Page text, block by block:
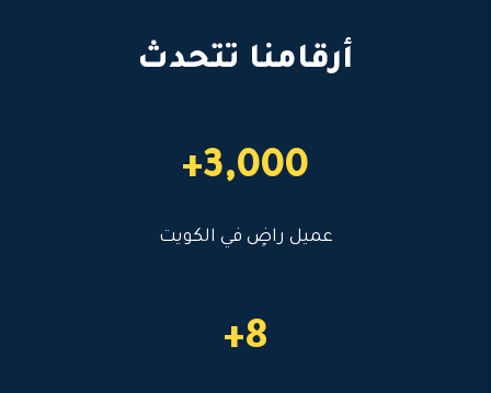
أرقامنا تتحدث
3,000+
عميل راضٍ في الكويت
8+